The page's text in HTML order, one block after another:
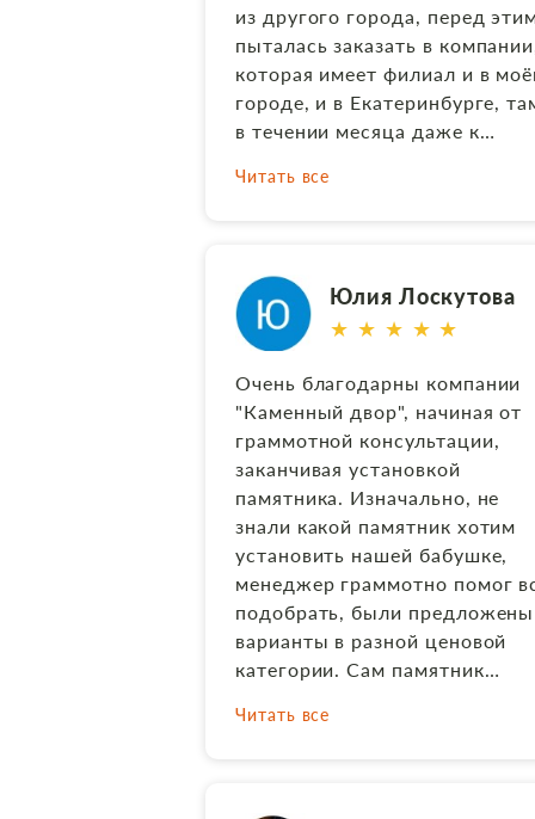
из другого города, перед
пыталась заказать в
которая имеет филиал и в
городе, и в Екатеринбурге,
в течении месяца даже к
ссылаясь на загруженность и
позвонила в «Каменный двор»,
течении недели всё обсудили и
оформили. Установка
Екатеринбурга за 250 км от
города, но и здесь не подвели!
Монтаж на месте
контролировали и принимали
родственники, всё отлично!
Считаю, данная компания
пример того, как нужно и
можно работать.
Читать все
Юлия Лоскутова
★ ★ ★ ★ ★
Очень благодарны компании
"Каменный двор", начиная от
граммотной консультации,
заканчивая установкой
памятника. Изначально, не
знали какой памятник хотим
установить нашей бабушке,
менеджер граммотно помог
подобрать, были предложены
варианты в разной ценовой
категории. Сам памятник
качественно установили.
Читать все